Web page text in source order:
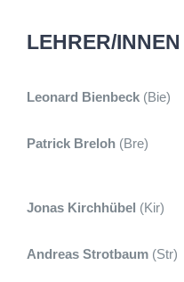
LEHRER/
Leonard Bienbeck (Bie)
Patrick Breloh(Bre)
Jonas Kirchhübel (Kir)
Andreas Strotbaum(Str)